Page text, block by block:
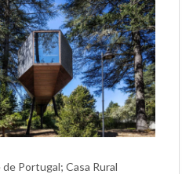
Portugal; Casa Rural